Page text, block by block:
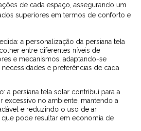
de cada espaço, assegurando um
superiores em termos de conforto e
entre diferentes níveis de
e mecanismos, adaptando-se
necessidades e preferências de cada
excessivo no ambiente, mantendo a
e reduzindo o uso de ar
pode resultar em economia de